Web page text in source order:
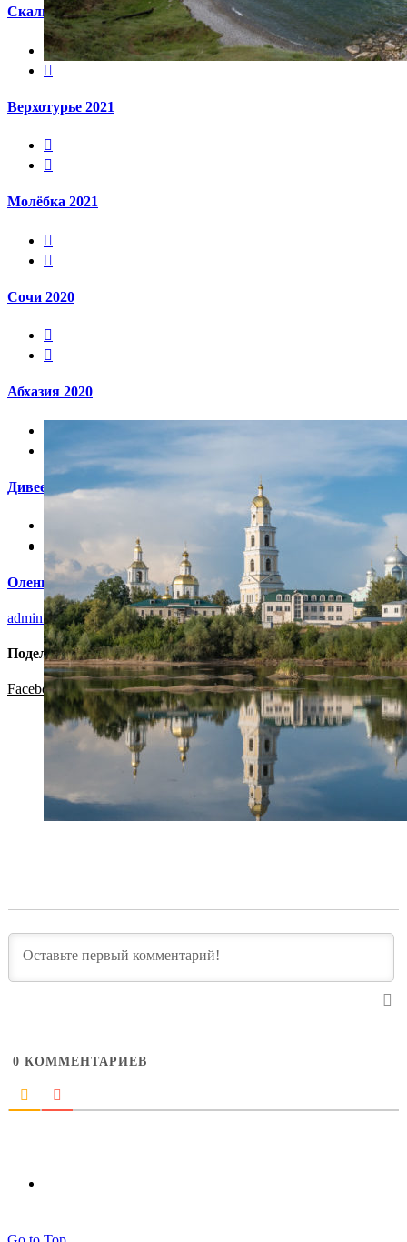
Скалы Петрогром 2021


Верхотурье 2021


Молёбка 2021


Сочи 2020


Абхазия 2020

Дивеево 2020
Оленьи ручьи 2020
adminfoto2021-06-17T09:43:54+03:00
Поделиться с друзьями:
Facebook TwitterLinkedInPinterestVkEmail
0 КОММЕНТАРИЕВ